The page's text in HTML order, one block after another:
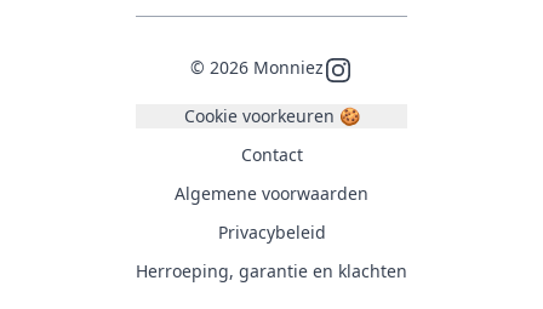
© 2026 MonniezInstagram
Cookie voorkeuren 🍪
Contact
Algemene voorwaarden
Privacybeleid
Herroeping, garantie en klachten